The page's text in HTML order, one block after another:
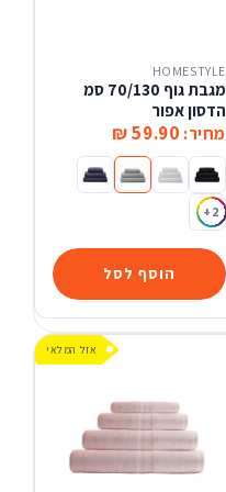
הוסף לסל
HOMESTYLE
מגבת גוף 70/130 סמ
הדסון אפור
מחיר: 59.90 ₪
מגבת גוף 70/130 סמ הדסון שחורמגבת גוף 70/130 סמ הדסון לבןמגבת גוף 70/130 סמ הדסון אפורמגבת גוף 70/130 סמ הדסון כחול
+2
אזל המלאי